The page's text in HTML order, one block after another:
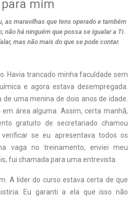
mim
as maravilhas que tens operado e também
não há ninguém que possa se igualar a Ti.
mas não mais do que se pode contar.
Havia trancado minha faculdade sem
e agora estava desempregada.
uma menina de dois anos de idade.
área alguma. Assim, certa manhã,
gratuito de secretariado chamou
se eu apresentava todos os
vaga no treinamento, enviei meu
fui chamada para uma entrevista.
A líder do curso estava certa de que
Eu garanti a ela que isso não